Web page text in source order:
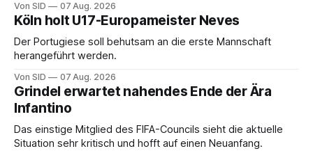
Von SID 07 Aug. 2026
Köln holt U17-Europameister Neves
Der Portugiese soll behutsam an die erste Mannschaft
herangeführt werden.
Von SID 07 Aug. 2026
Grindel erwartet nahendes Ende der Ära
Infantino
Das einstige Mitglied des FIFA-Councils sieht die aktuelle
Situation sehr kritisch und hofft auf einen Neuanfang.